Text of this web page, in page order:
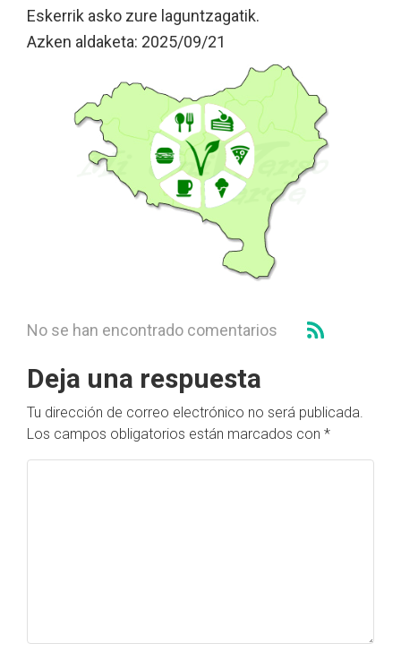
Eskerrik asko zure laguntzagatik.
Azken aldaketa: 2025/09/21
No se han encontrado comentarios
Deja una respuesta
Tu dirección de correo electrónico no será publicada.
Los campos obligatorios están marcados con *